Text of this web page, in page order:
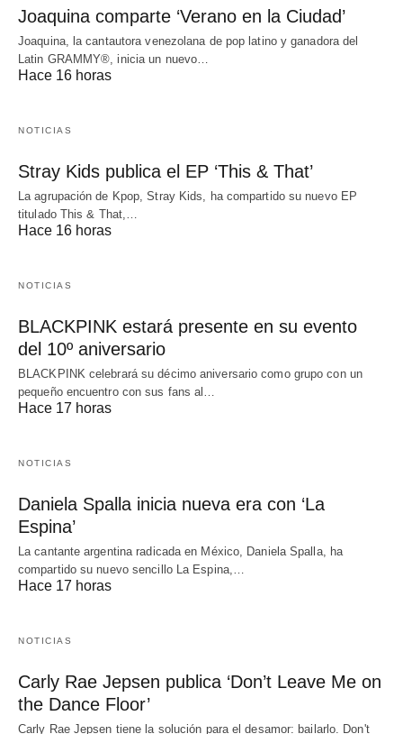
Joaquina comparte ‘Verano en la Ciudad’
Joaquina, la cantautora venezolana de pop latino y ganadora del
Latin GRAMMY®, inicia un nuevo…
Hace 16 horas
NOTICIAS
Stray Kids publica el EP ‘This & That’
La agrupación de Kpop, Stray Kids, ha compartido su nuevo EP
titulado This & That,…
Hace 16 horas
NOTICIAS
BLACKPINK estará presente en su evento
del 10º aniversario
BLACKPINK celebrará su décimo aniversario como grupo con un
pequeño encuentro con sus fans al…
Hace 17 horas
NOTICIAS
Daniela Spalla inicia nueva era con ‘La
Espina’
La cantante argentina radicada en México, Daniela Spalla, ha
compartido su nuevo sencillo La Espina,…
Hace 17 horas
NOTICIAS
Carly Rae Jepsen publica ‘Don’t Leave Me on
the Dance Floor’
Carly Rae Jepsen tiene la solución para el desamor: bailarlo. Don't